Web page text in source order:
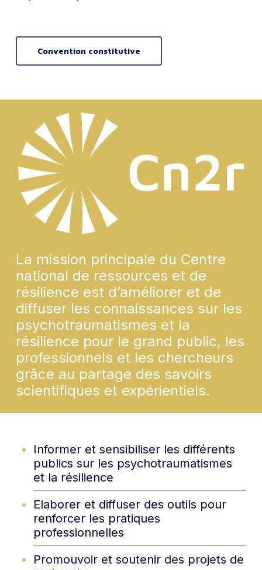
Convention constitutive
La mission principale du Centre
national de ressources et de
résilience est d’améliorer et de
diffuser les connaissances sur les
psychotraumatismes et la
résilience pour le grand public, les
professionnels et les chercheurs
grâce au partage des savoirs
scientifiques et expérientiels.
Informer et sensibiliser les différents
publics sur les psychotraumatismes
et la résilience
Elaborer et diffuser des outils pour
renforcer les pratiques
professionnelles
Promouvoir et soutenir des projets de